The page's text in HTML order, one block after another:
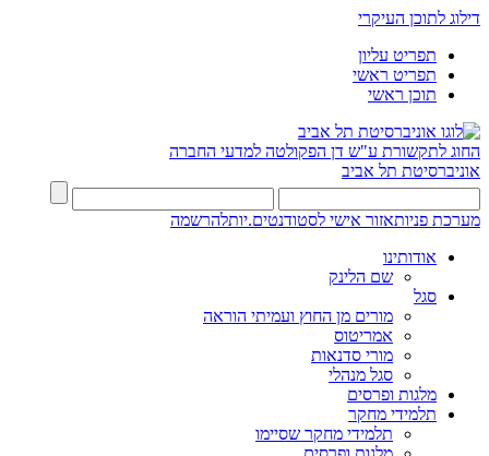
דילוג לתוכן העיקרי
תפריט עליון
תפריט ראשי
תוכן ראשי
החוג לתקשורת ע"ש דן הפקולטה למדעי החברה
אוניברסיטת תל אביב
מערכת פניותאזור אישי לסטודנטים.יותלהרשמה
אודותינו
שם הלינק
סגל
מורים מן החוץ ועמיתי הוראה
אמריטוס
מורי סדנאות
סגל מנהלי
מלגות ופרסים
תלמידי מחקר
תלמידי מחקר שסיימו